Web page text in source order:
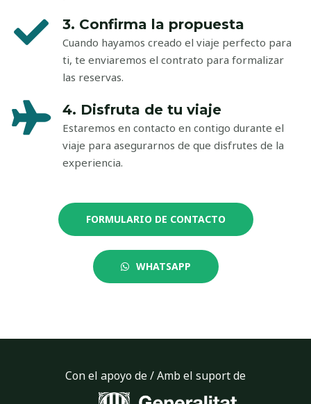
3. Confirma la propuesta
Cuando hayamos creado el viaje perfecto para
ti, te enviaremos el contrato para formalizar
las reservas.
4. Disfruta de tu viaje
Estaremos en contacto en contigo durante el
viaje para asegurarnos de que disfrutes de la
experiencia.
FORMULARIO DE CONTACTO
WHATSAPP
Con el apoyo de / Amb el suport de